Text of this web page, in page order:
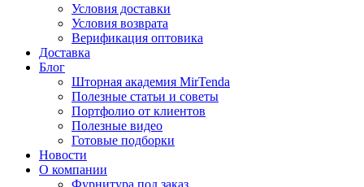
Условия доставки
Условия возврата
Верификация оптовика
Доставка
Блог
Шторная академия MirTenda
Полезные статьи и советы
Портфолио от клиентов
Полезные видео
Готовые подборки
Новости
О компании
Фурнитура под заказ